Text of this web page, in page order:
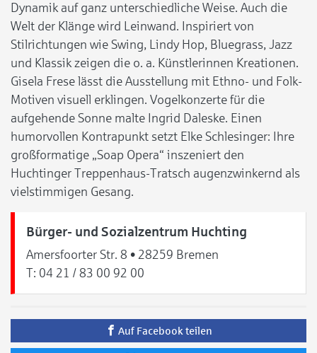
Dynamik auf ganz unterschiedliche Weise. Auch die
Welt der Klänge wird Leinwand. Inspiriert von
Stilrichtungen wie Swing, Lindy Hop, Bluegrass, Jazz
und Klassik zeigen die o. a. Künstlerinnen Kreationen.
Gisela Frese lässt die Ausstellung mit Ethno- und Folk-
Motiven visuell erklingen. Vogelkonzerte für die
aufgehende Sonne malte Ingrid Daleske. Einen
humorvollen Kontrapunkt setzt Elke Schlesinger: Ihre
großformatige „Soap Opera“ inszeniert den
Huchtinger Treppenhaus-Tratsch augenzwinkernd als
vielstimmigen Gesang.
Bürger- und Sozialzentrum Huchting
Amersfoorter Str. 8 • 28259 Bremen
T: 04 21 / 83 00 92 00
Auf Facebook teilen